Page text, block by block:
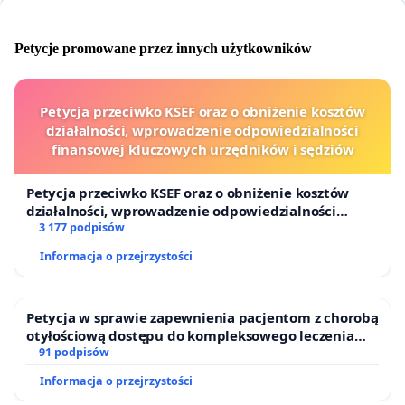
dostępne, a przestrzeń zapraszała do rekreacji.
Dziś władze Poznania, Twojego miasta,
systematycznie zabierają Ci ten teren, tak jak
zabrały nastolatkomtor skatingowy, mimo
głośnych protestów, a w miejscustadionu Szyca
rozważa się wybudowanie hali widowiskowo-
sportowej zamiast uzgodnionego ze
społeczeństwem parku. ·
Kolejne ogrodzenia POSiR-u na Golęcinie odcinają
Cię od drogi nad Rusałkę i terenów zieleni. Wąska
droga prowadząca z Parku Sołackiego nad jezioro –
główna trasa pieszych i rowerzystów - staje się
Petycje promowane przez innych użytkowników
Petycja przeciwko KSEF oraz o obniżenie kosztów
działalności, wprowadzenie odpowiedzialności
finansowej kluczowych urzędników i sędziów
Petycja przeciwko KSEF oraz o obniżenie kosztów
działalności, wprowadzenie odpowiedzialności
finansowej kluczowych urzędników i sędziów
3 177 podpisów
Informacja o przejrzystości
Petycja w sprawie zapewnienia pacjentom z chorobą
otyłościową dostępu do kompleksowego leczenia
oraz programów profilaktycznych.
91 podpisów
Informacja o przejrzystości